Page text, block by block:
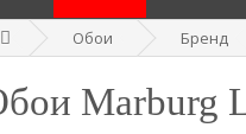
Обои Бренд
Marburg